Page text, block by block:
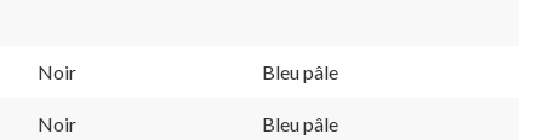
Noir Bleu pâle
Noir Bleu pâle